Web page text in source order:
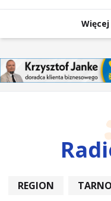
REGION